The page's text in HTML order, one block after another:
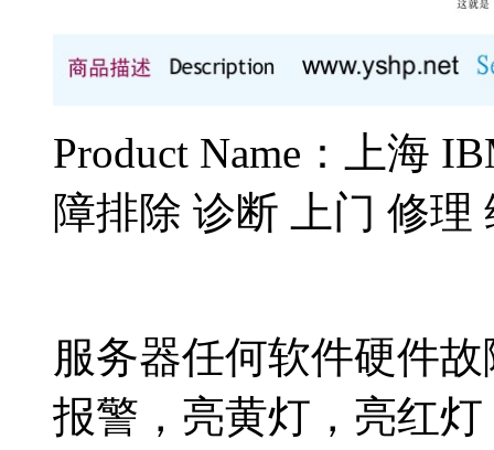
Product Name：上海
障排除 诊断 上门 修理
服务器任何软件硬件
报警，亮黄灯，亮红